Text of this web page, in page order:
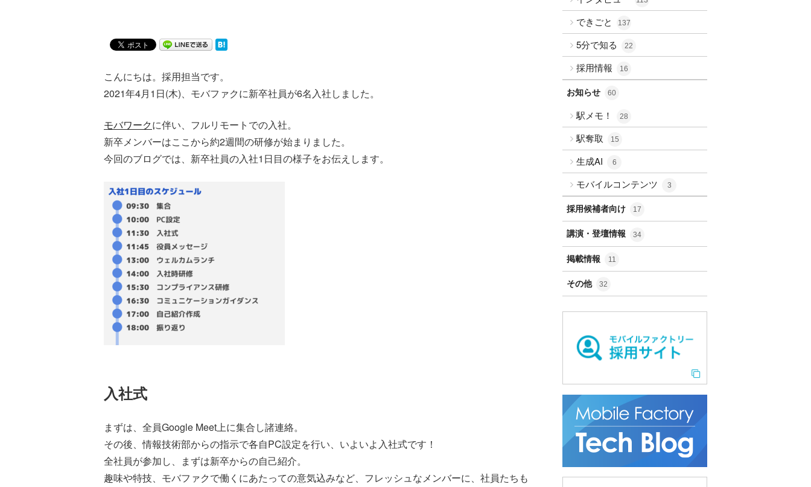
こんにちは。採用担当です。
2021年4月1日(木)、モバファクに新卒社員が6名入社しました。
モバワークに伴い、フルリモートでの入社。
新卒メンバーはここから約2週間の研修が始まりました。
今回のブログでは、新卒社員の入社1日目の様子をお伝えします。
入社式
まずは、全員Google Meet上に集合し諸連絡。
その後、情報技術部からの指示で各自PC設定を行い、いよいよ入社式です！
全社員が参加し、まずは新卒からの自己紹介。
趣味や特技、モバファクで働くにあたっての意気込みなど、フレッシュなメンバーに、社員たちも
できごと 137
5分で知る 22
採用情報 16
お知らせ 60
駅メモ！ 28
駅奪取 15
生成AI 6
モバイルコンテンツ 3
採用候補者向け 17
講演・登壇情報 34
掲載情報 11
その他 32